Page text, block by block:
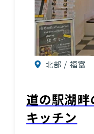
北部 / 福富
道の駅湖
キッチン